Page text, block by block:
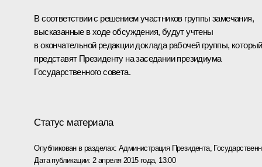
В соответствии с решением участников группы замечания,
высказанные в ходе обсуждения, будут учтены
в окончательной редакции доклада рабочей группы, который
представят Президенту на заседании президиума
Государственного совета.
Статус материала
Опубликован в разделах: Администрация Президента,
Дата публикации: 2 апреля 2015 года, 13:00